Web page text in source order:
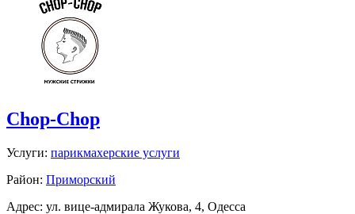
Chop-Chop
Услуги: парикмахерские услуги
Район: Приморский
Адрес: ул. вице-адмирала Жукова, 4, Одесса